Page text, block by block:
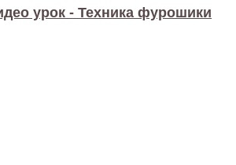
урок - Техника фурошики